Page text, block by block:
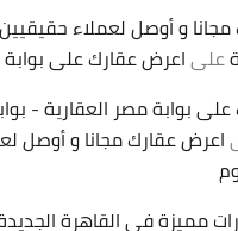
و أوصل لعملاء
علىاعرض عقارك على بوابة
بوابة مصر العقارية -
اعرض عقارك مجانا و أوصل
مميزة في القاهرة